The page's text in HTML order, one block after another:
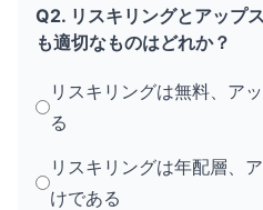
Q2. リスキリングとアップ
も適切なものはどれか？
リスキリングは無料、ア
る
リスキリングは年配層、
けである